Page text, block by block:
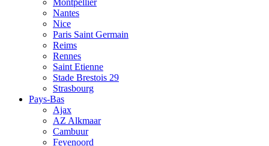
Montpellier
Nantes
Nice
Paris Saint Germain
Reims
Rennes
Saint Etienne
Stade Brestois 29
Strasbourg
Pays-Bas
Ajax
AZ Alkmaar
Cambuur
Feyenoord